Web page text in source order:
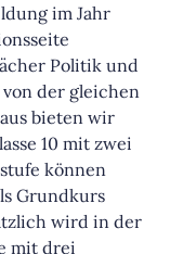
im Jahr
Politik und
der gleichen
bieten wir
10 mit zwei
können
Grundkurs
wird in der
mit drei